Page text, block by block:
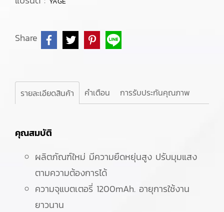
Share
รายละเอียดสินค้า คำเตือน การรับประกันคุณภาพ
คุณสมบัติ
ผลิตภัณฑ์ใหม่ มีความยืดหยุ่นสูง ปรับมุมแสง
ตามความต้องการได้
ความจุแบตเตอรี่ 1200mAh. อายุการใช้งาน
ยาวนาน